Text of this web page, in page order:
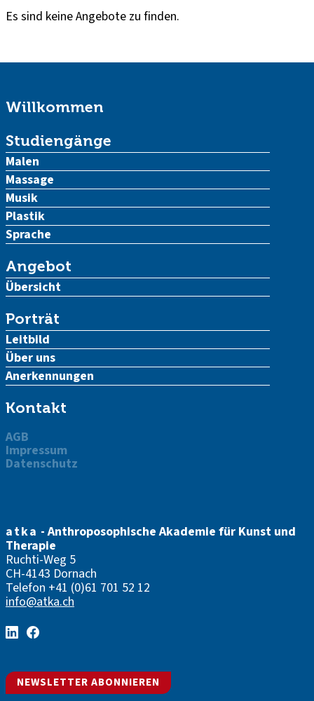
Es sind keine Angebote zu finden.
Willkommen
Studiengänge
Malen
Massage
Musik
Plastik
Sprache
Angebot
Übersicht
Porträt
Leitbild
Über uns
Anerkennungen
Kontakt
AGB
Impressum
Datenschutz
atka - Anthroposophische Akademie für Kunst und
Therapie
Ruchti-Weg 5
CH-4143 Dornach
Telefon +41 (0)61 701 52 12
info@atka.ch
NEWSLETTER ABONNIEREN